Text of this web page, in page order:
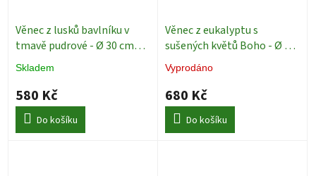
Věnec z lusků bavlníku v
tmavě pudrové - Ø 30 cm
Dekorace
Skladem
580 Kč
Do košíku
Věnec z eukalyptu s
sušených květů Boho - Ø 28
cm
Dekorace
Vyprodáno
680 Kč
Do košíku